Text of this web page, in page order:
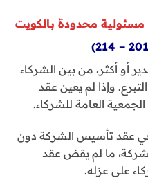
مسئولية محدودة بالكويت
أو أكثر، من بين الشركاء
وإذا لم يعين عقد
العامة للشركاء.
عقد تأسيس الشركة دون
ما لم يقض عقد
على عزله.